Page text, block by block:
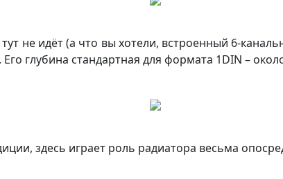
не идёт (а что вы хотели, встроенный 6-
глубина стандартная для формата 1DIN –
здесь играет роль радиатора весьма